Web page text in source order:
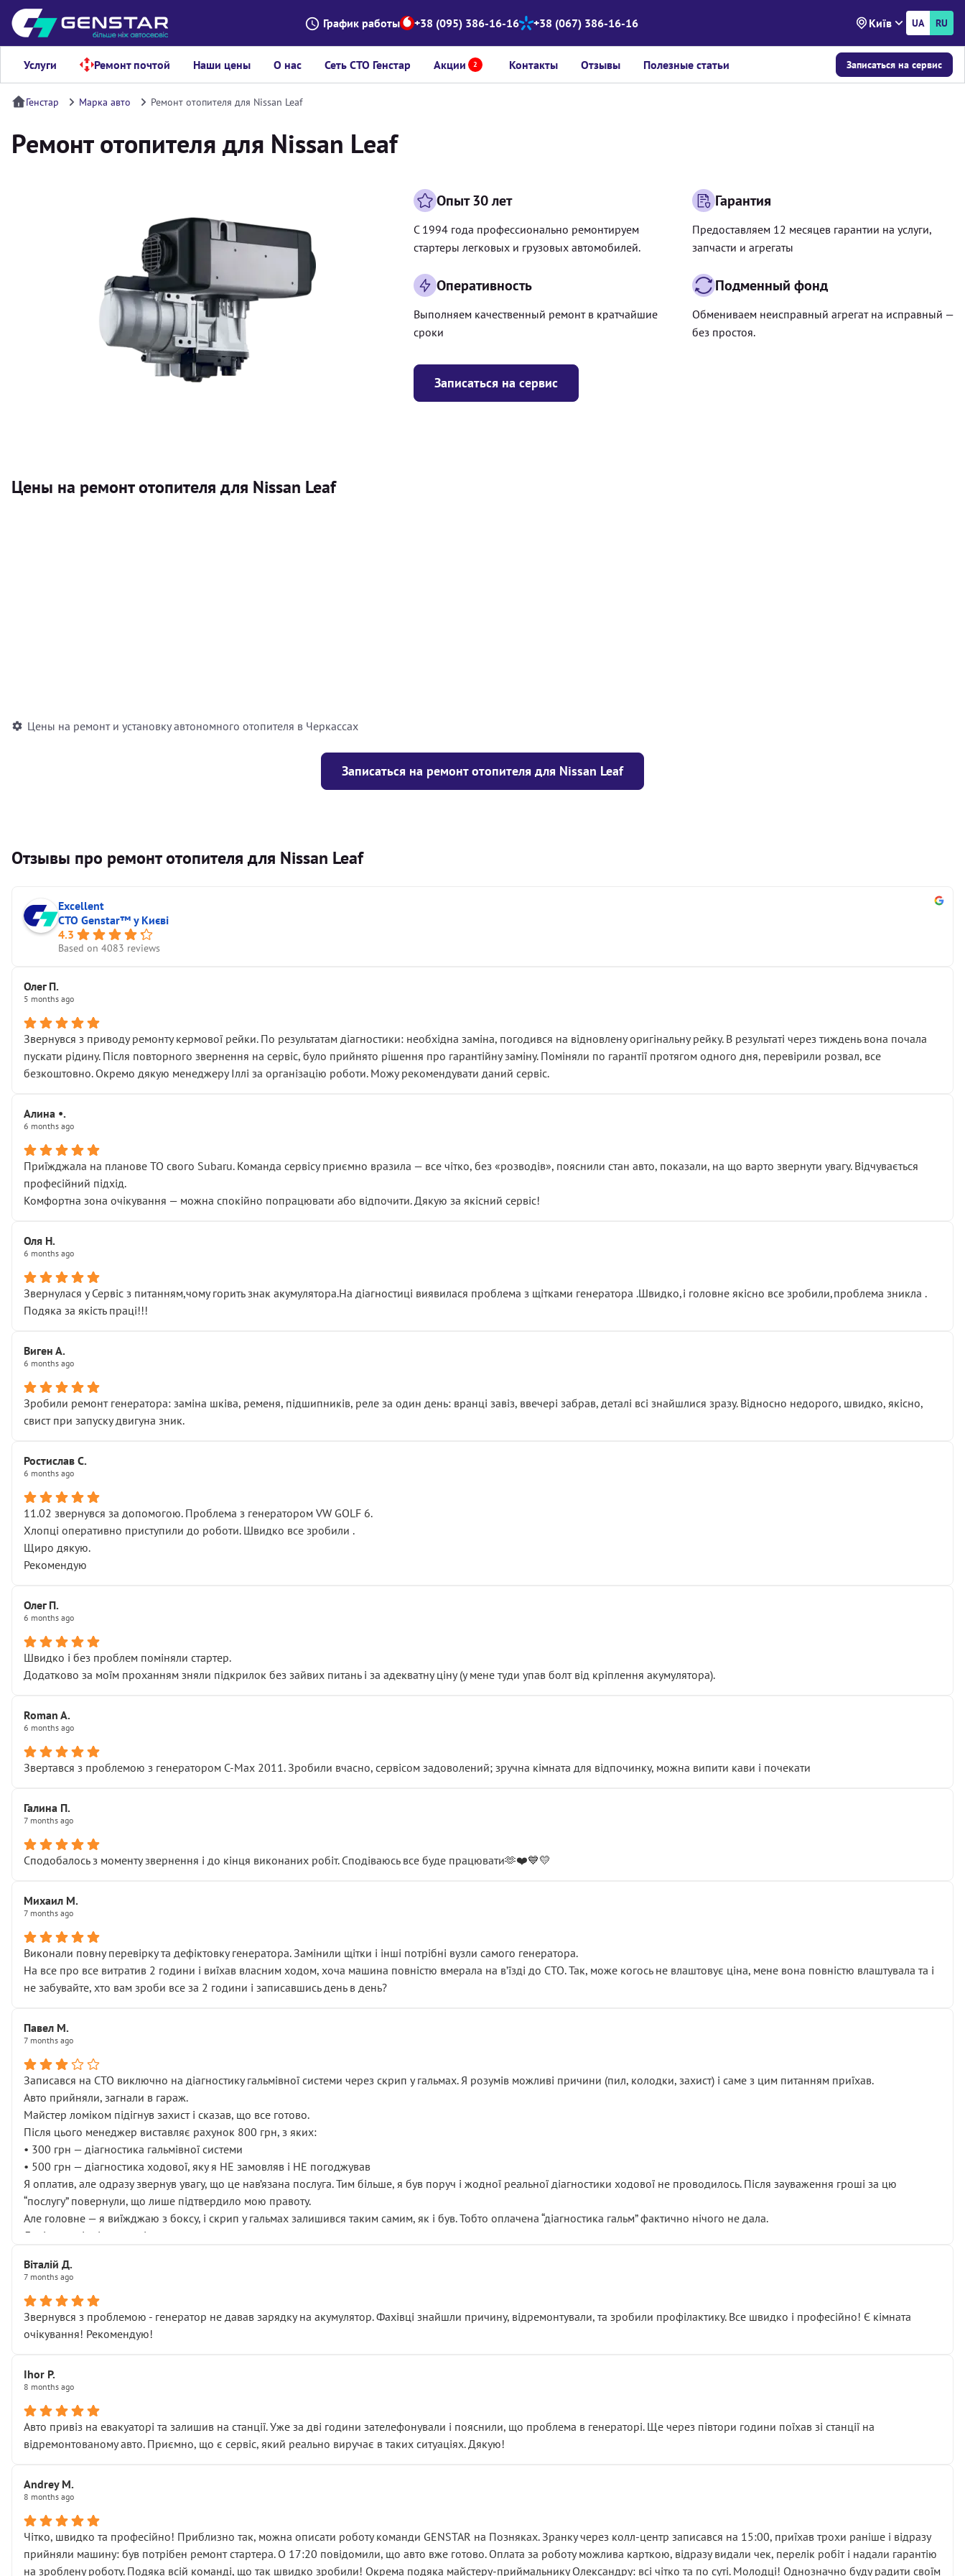
График работы +38 (095) 386-16-16 +38 (067) 386-16-16 Київ UA RU
Услуги Ремонт почтой Наши цены О нас Сеть СТО Генстар Акции 2 Контакты Отзывы Полезные статьи Записаться на сервис
Генстар Марка авто Ремонт отопителя для Nissan Leaf
Ремонт отопителя для Nissan Leaf
Записаться на сервис
Опыт 30 лет
С 1994 года профессионально ремонтируем
стартеры легковых и грузовых автомобилей.
Гарантия
Предоставляем 12 месяцев гарантии на услуги,
запчасти и агрегаты
Оперативность
Выполняем качественный ремонт в кратчайшие
сроки
Подменный фонд
Обмениваем неисправный агрегат на исправный —
без простоя.
Цены на ремонт отопителя для Nissan Leaf
Цены на ремонт и установку автономного отопителя в Черкассах
Записаться на ремонт отопителя для Nissan Leaf
Отзывы про ремонт отопителя для Nissan Leaf
Excellent
СТО Genstar™ у Києві
4.3
Based on 4083 reviews
Олег П.
5 months ago
Звернувся з приводу ремонту кермової рейки. По результатам діагностики: необхідна заміна, погодився на відновлену оригінальну рейку. В результаті через тиждень вона почала
пускати рідину. Після повторного звернення на сервіс, було прийнято рішення про гарантійну заміну. Поміняли по гарантії протягом одного дня, перевірили розвал, все
безкоштовно. Окремо дякую менеджеру Іллі за організацію роботи. Можу рекомендувати даний сервіс.
Алина •.
6 months ago
Приїжджала на планове ТО свого Subaru. Команда сервісу приємно вразила — все чітко, без «розводів», пояснили стан авто, показали, на що варто звернути увагу. Відчувається
професійний підхід.
Комфортна зона очікування — можна спокійно попрацювати або відпочити. Дякую за якісний сервіс!
Оля Н.
6 months ago
Звернулася у Сервіс з питанням,чому горить знак акумулятора.На діагностиці виявилася проблема з щітками генератора .Швидко,і головне якісно все зробили,проблема зникла .
Подяка за якість праці!!!
Виген А.
6 months ago
Зробили ремонт генератора: заміна шківа, ременя, підшипників, реле за один день: вранці завіз, ввечері забрав, деталі всі знайшлися зразу. Відносно недорого, швидко, якісно,
свист при запуску двигуна зник.
Ростислав С.
6 months ago
11.02 звернувся за допомогою. Проблема з генератором VW GOLF 6.
Хлопці оперативно приступили до роботи. Швидко все зробили .
Щиро дякую.
Рекомендую
Олег П.
6 months ago
Швидко і без проблем поміняли стартер.
Додатково за моїм проханням зняли підкрилок без зайвих питань і за адекватну ціну (у мене туди упав болт від кріплення акумулятора).
Roman A.
6 months ago
Звертався з проблемою з генератором C-Max 2011. Зробили вчасно, сервісом задоволений; зручна кімната для відпочинку, можна випити кави і почекати
Галина П.
7 months ago
Сподобалось з моменту звернення і до кінця виконаних робіт. Сподіваюсь все буде працювати🫶❤️💙💛
Михаил М.
7 months ago
Виконали повну перевірку та дефіктовку генератора. Замінили щітки і інші потрібні вузли самого генератора.
На все про все витратив 2 години і виїхав власним ходом, хоча машина повністю вмерала на вʼїзді до СТО. Так, може когось не влаштовує ціна, мене вона повністю влаштувала та і
не забувайте, хто вам зроби все за 2 години і записавшись день в день?
Павел М.
7 months ago
Записався на СТО виключно на діагностику гальмівної системи через скрип у гальмах. Я розумів можливі причини (пил, колодки, захист) і саме з цим питанням приїхав.
Авто прийняли, загнали в гараж.
Майстер ломіком підігнув захист і сказав, що все готово.
Після цього менеджер виставляє рахунок 800 грн, з яких:
• 300 грн — діагностика гальмівної системи
• 500 грн — діагностика ходової, яку я НЕ замовляв і НЕ погоджував
Я оплатив, але одразу звернув увагу, що це нав’язана послуга. Тим більше, я був поруч і жодної реальної діагностики ходової не проводилось. Після зауваження гроші за цю
“послугу” повернули, що лише підтвердило мою правоту.
Але головне — я виїжджаю з боксу, і скрип у гальмах залишився таким самим, як і був. Тобто оплачена “діагностика гальм” фактично нічого не дала.
Далі ситуація тільки погіршилась:
• що біля авто стояти вже не можна
( ну все зняли та доробили) дякую!
Окремий момент, який виглядає абсурдно:
мені заявили, що бачок гальмівної рідини потрібно міняти разом із головним гальмівним циліндром у зборі.
Що прикро — це не перший мій візит. Раніше міняв у вас стартер, і тоді сервіс наче справив хороше враження. Але згодом знайшов декілька гайок під лобовим склом. Мені
пояснили, що це “старі гайки, які відкручували”, і попросили не хвилюватися. ( надіюсь новий власник, не застяг в полі))
Але після нинішнього візиту такі дрібниці вже не здаються дрібницями.
Я — клієнт, який працює на довірі, і саме її цей сервіс серйозно підірвав.
Хотілося б більше:
• прозорості в роботах і рахунках
• реальної діагностики, а не формального “подивились і поїхав”
На жаль, складається враження, що сервіс працює не на якість, а “аби швидше і дорожче”. Саме це і псує загальне враження та бажання повертатися.
Стосовно комунікації - все добре
Віталій Д.
7 months ago
Звернувся з проблемою - генератор не давав зарядку на акумулятор. Фахівці знайшли причину, відремонтували, та зробили профілактику. Все швидко і професійно! Є кімната
очікування! Рекомендую!
Ihor P.
8 months ago
Авто привіз на евакуаторі та залишив на станції. Уже за дві години зателефонували і пояснили, що проблема в генераторі. Ще через півтори години поїхав зі станції на
відремонтованому авто. Приємно, що є сервіс, який реально виручає в таких ситуаціях. Дякую!
Andrey M.
8 months ago
Чітко, швидко та професійно! Приблизно так, можна описати роботу команди GENSTAR на Позняках. Зранку через колл-центр записався на 15:00, приїхав трохи раніше і відразу
прийняли машину: був потрібен ремонт стартера. О 17:20 повідомили, що авто вже готово. Оплата за роботу можлива карткою, відразу видали чек, перелік робіт і надали гарантію
на зроблену роботу. Подяка всій команді, що так швидко зробили! Окрема подяка майстеру-приймальнику Олександру: всі чітко та по суті. Молодці! Однозначно буду радити своїм